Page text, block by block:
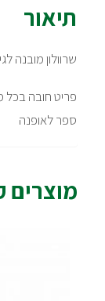
תיאור
שרוולון מובנה
פריט חובה בכל
ספר לאופנה
מוצרים